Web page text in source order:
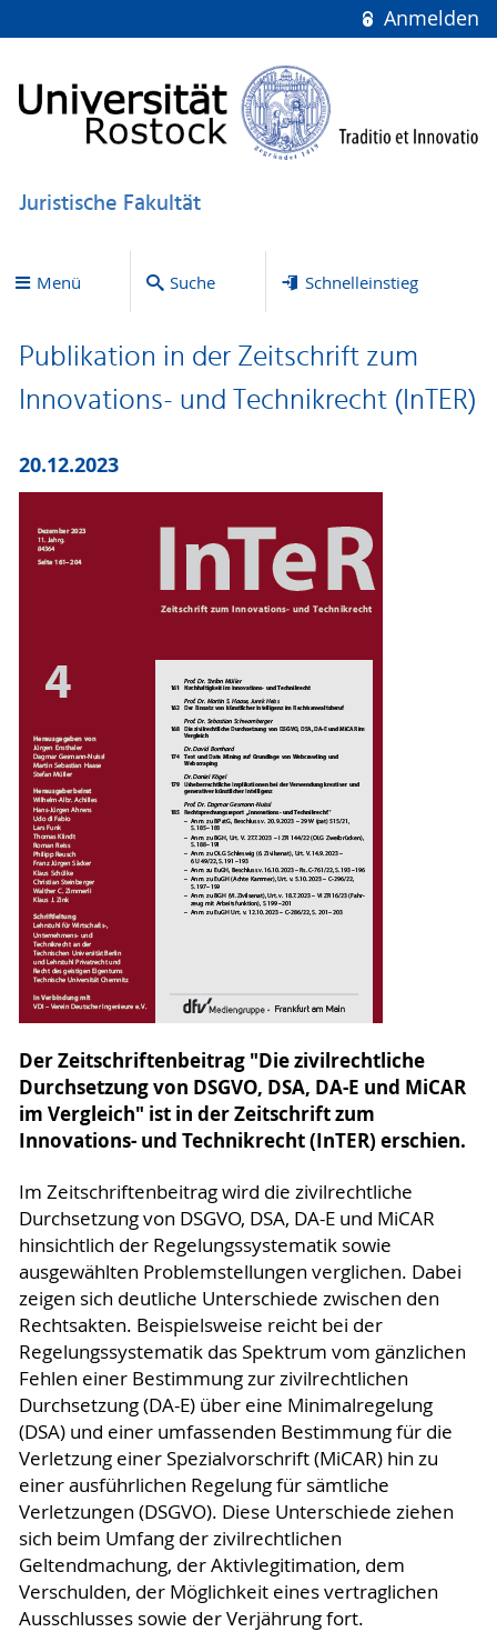
Anmelden
Juristische Fakultät
Menü Suche Schnelleinstieg
Publikation in der Zeitschrift zum
Innovations- und Technikrecht (InTER)
20.12.2023
Der Zeitschriftenbeitrag "Die zivilrechtliche
Durchsetzung von DSGVO, DSA, DA-E und MiCAR
im Vergleich" ist in der Zeitschrift zum
Innovations- und Technikrecht (InTER) erschien.
Im Zeitschriftenbeitrag wird die zivilrechtliche
Durchsetzung von DSGVO, DSA, DA-E und MiCAR
hinsichtlich der Regelungssystematik sowie
ausgewählten Problemstellungen verglichen. Dabei
zeigen sich deutliche Unterschiede zwischen den
Rechtsakten. Beispielsweise reicht bei der
Regelungssystematik das Spektrum vom gänzlichen
Fehlen einer Bestimmung zur zivilrechtlichen
Durchsetzung (DA-E) über eine Minimalregelung
(DSA) und einer umfassenden Bestimmung für die
Verletzung einer Spezialvorschrift (MiCAR) hin zu
einer ausführlichen Regelung für sämtliche
Verletzungen (DSGVO). Diese Unterschiede ziehen
sich beim Umfang der zivilrechtlichen
Geltendmachung, der Aktivlegitimation, dem
Verschulden, der Möglichkeit eines vertraglichen
Ausschlusses sowie der Verjährung fort.